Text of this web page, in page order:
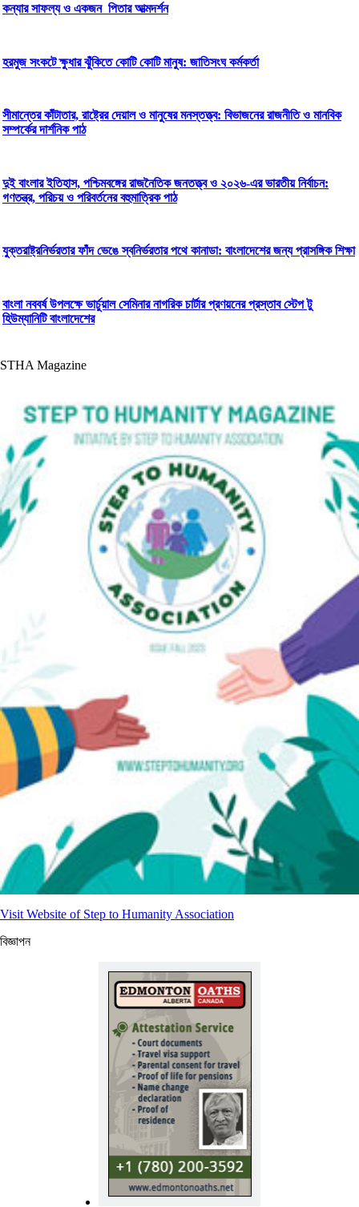
কন্যার সাফল্য ও একজন পিতার আত্মদর্শন
হরমুজ সংকটে ক্ষুধার ঝুঁকিতে কোটি কোটি মানুষ: জাতিসংঘ কর্মকর্তা
সীমান্তের কাঁটাতার, রাষ্ট্রের দেয়াল ও মানুষের মনস্তত্ত্ব: বিভাজনের রাজনীতি ও মানবিক
সম্পর্কের দার্শনিক পাঠ
দুই বাংলার ইতিহাস, পশ্চিমবঙ্গের রাজনৈতিক জনতত্ত্ব ও ২০২৬-এর ভারতীয় নির্বাচন:
গণতন্ত্র, পরিচয় ও পরিবর্তনের বহুমাত্রিক পাঠ
যুক্তরাষ্ট্রনির্ভরতার ফাঁদ ভেঙে স্বনির্ভরতার পথে কানাডা: বাংলাদেশের জন্য প্রাসঙ্গিক শিক্ষা
বাংলা নববর্ষ উপলক্ষে ভার্চুয়াল সেমিনার নাগরিক চার্টার প্রণয়নের প্রস্তাব স্টেপ টু
হিউম্যানিটি বাংলাদেশের
STHA Magazine
Visit Website of Step to Humanity Association
বিজ্ঞাপন